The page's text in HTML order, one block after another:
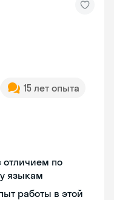
15 лет опыта
отличием по
языкам
работы в этой